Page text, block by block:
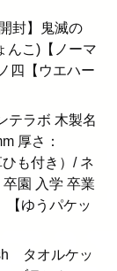
封】鬼滅の
こ)【ノーマ
四【ウエハー
テラボ 木製名
厚さ：
も付き）/ ネ
園 入学 卒業
【ゆうパケッ
タオルケッ